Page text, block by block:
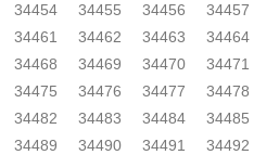
34454 34455 34456
34457
34461 34462 34463
34464
34468 34469 34470
34471
34475 34476 34477
34478
34482 34483 34484
34485
34489 34490 34491
34492